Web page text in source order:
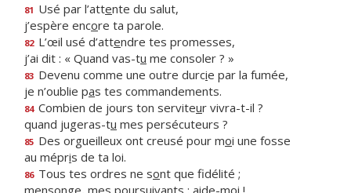
81 Usé par l’attente du salut,
j’espère encore ta parole.
82 L’œil usé d’attendre tes promesses,
j’ai dit : « Quand vas-tu me consoler ? »
83 Devenu comme une outre durcie par la fumée,
je n’oublie pas tes commandements.
84 Combien de jours ton serviteur vivra-t-il ?
quand jugeras-tu mes persécuteurs ?
85 Des orgueilleux ont creusé pour moi une fosse
au mépris de ta loi.
86 Tous tes ordres ne sont que fidélité ;
mensonge, mes poursuivants : aide-moi !